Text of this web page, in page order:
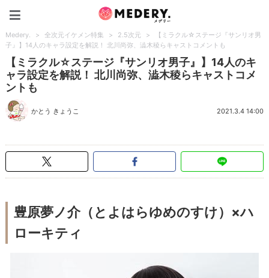
Medery. > 全次元イケメン特集 > 2.5次元 >
【ミラクル☆ステージ『サンリオ男
子』】14人のキャラ設定を解説！ 北川尚弥、澁木稜らキャストコメントも
【ミラクル☆ステージ『サンリオ男子』】14人のキ
ャラ設定を解説！ 北川尚弥、澁木稜らキャストコメ
ントも
かとう きょうこ 2021.3.4 14:00
豊原夢ノ介（とよはらゆめのすけ）×ハ
ローキティ